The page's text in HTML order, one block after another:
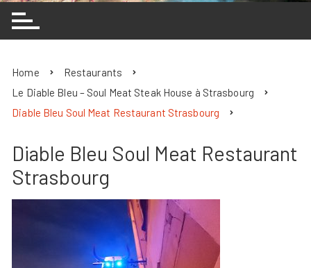
Home
Restaurants
Le Diable Bleu – Soul Meat Steak House à Strasbourg
Diable Bleu Soul Meat Restaurant Strasbourg
Diable Bleu Soul Meat Restaurant
Strasbourg